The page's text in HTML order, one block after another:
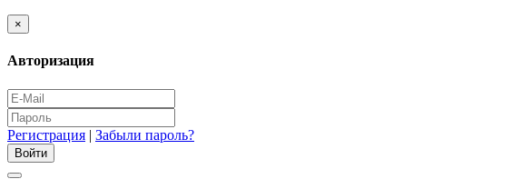
×
Авторизация
Регистрация | Забыли пароль?